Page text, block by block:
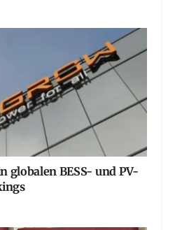
globalen BESS- und PV-